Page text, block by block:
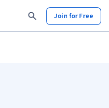
Join for Free